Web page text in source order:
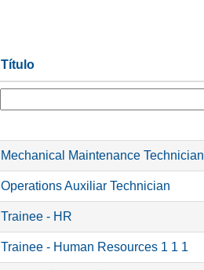
Título
Mechanical Maintenance Technician
Operations Auxiliar Technician
Trainee - HR
Trainee - Human Resources 1 1 1